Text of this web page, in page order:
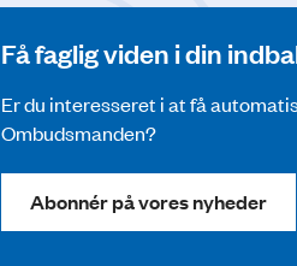
Få faglig viden i din
Er du interesseret i at få
Ombudsmanden?
Abonnér på vores nyheder